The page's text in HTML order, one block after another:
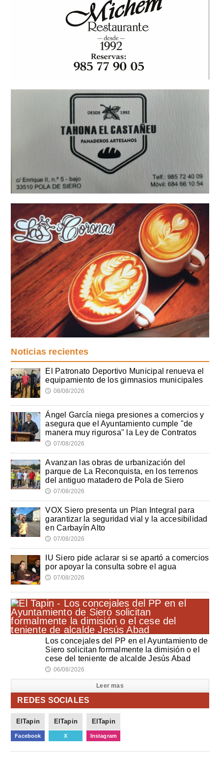
Noticias recientes
El Patronato Deportivo Municipal renueva el
equipamiento de los gimnasios municipales
🕔 08/08/2026
Ángel García niega presiones a comercios y
asegura que el Ayuntamiento cumple "de
manera muy rigurosa" la Ley de Contratos
🕔 07/08/2026
Avanzan las obras de urbanización del
parque de La Reconquista, en los terrenos
del antiguo matadero de Pola de Siero
🕔 07/08/2026
VOX Siero presenta un Plan Integral para
garantizar la seguridad vial y la accesibilidad
en Carbayín Alto
🕔 07/08/2026
IU Siero pide aclarar si se apartó a comercios
por apoyar la consulta sobre el agua
🕔 07/08/2026
Los concejales del PP en el Ayuntamiento de
Siero solicitan formalmente la dimisión o el
cese del teniente de alcalde Jesús Abad
🕔 06/08/2026
Leer mas
REDES SOCIALES
ElTapin
Facebook
ElTapin
X
ElTapin
Instagram